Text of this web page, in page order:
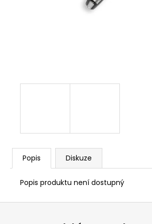
Popis Diskuze
Popis produktu není dostupný
1 209 Kč
Z